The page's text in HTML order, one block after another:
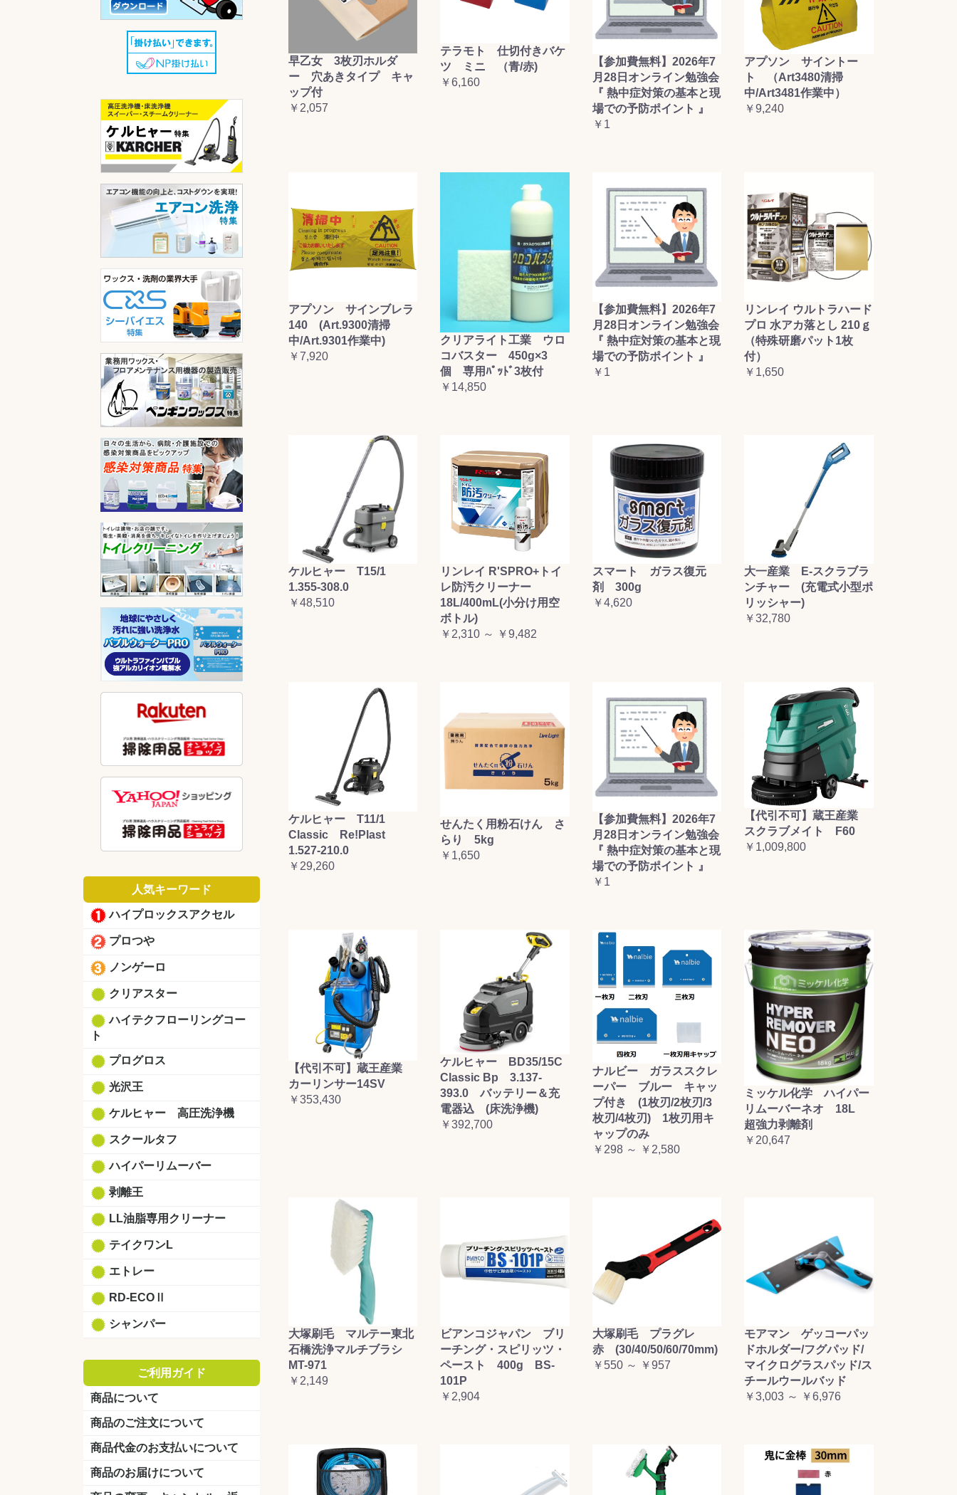
人気キーワード
ハイプロックスアクセル
プロつや
ノンゲーロ
クリアスター
ハイテクフローリングコー
ト
プログロス
光沢王
ケルヒャー 高圧洗浄機
スクールタフ
ハイパーリムーバー
剥離王
LL油脂専用クリーナー
テイクワンL
エトレー
RD-ECOⅡ
シャンパー
ご利用ガイド
商品について
商品のご注文について
商品代金のお支払いについて
商品のお届けについて
カートへ進む
早乙女 3枚刃ホルダ
ー 穴あきタイプ キャ
ップ付
￥2,057
テラモト 仕切付きバケ
ツ ミニ （青/赤)
￥6,160
【参加費無料】2026年7
月28日オンライン勉強会
『 熱中症対策の基本と現
場での予防ポイント 』
￥1
アプソン サイントー
ト （Art3480清掃
中/Art3481作業中）
￥9,240
アプソン サインブレラ
140 (Art.9300清掃
中/Art.9301作業中)
￥7,920
クリアライト工業 ウロ
コバスター 450g×3
個 専用ﾊﾟｯﾄﾞ3枚付
￥14,850
【参加費無料】2026年7
月28日オンライン勉強会
『 熱中症対策の基本と現
場での予防ポイント 』
￥1
リンレイ ウルトラハード
プロ 水アカ落とし 210ｇ
（特殊研磨パット1枚
付）
￥1,650
ケルヒャー T15/1
1.355-308.0
￥48,510
リンレイ R'SPRO+トイ
レ防汚クリーナー
18L/400mL(小分け用空
ボトル)
￥2,310 ～ ￥9,482
スマート ガラス復元
剤 300g
￥4,620
大一産業 E-スクラブラ
ンチャー (充電式小型ポ
リッシャー)
￥32,780
ケルヒャー T11/1
Classic Re!Plast
1.527-210.0
￥29,260
せんたく用粉石けん さ
らり 5kg
￥1,650
【参加費無料】2026年7
月28日オンライン勉強会
『 熱中症対策の基本と現
場での予防ポイント 』
￥1
【代引不可】蔵王産業
スクラブメイト F60
￥1,009,800
【代引不可】蔵王産業
カーリンサー14SV
￥353,430
ケルヒャー BD35/15C
Classic Bp 3.137-
393.0 バッテリー＆充
電器込 (床洗浄機)
￥392,700
ナルビー ガラススクレ
ーパー ブルー キャッ
プ付き (1枚刃/2枚刃/3
枚刃/4枚刃) 1枚刃用キ
ャップのみ
￥298 ～ ￥2,580
ミッケル化学 ハイパー
リムーバーネオ 18L
超強力剥離剤
￥20,647
大塚刷毛 マルテー東北
石橋洗浄マルチブラシ
MT-971
￥2,149
ビアンコジャパン ブリ
ーチング・スピリッツ・
ペースト 400g BS-
101P
￥2,904
大塚刷毛 プラグレ
赤 (30/40/50/60/70mm)
￥550 ～ ￥957
モアマン ゲッコーパッ
ドホルダー/フグパッド/
マイクログラスパッド/ス
チールウールバッド
￥3,003 ～ ￥6,976